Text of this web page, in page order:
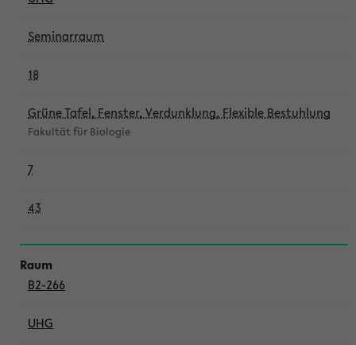
Seminarraum
18
Grüne Tafel, Fenster, Verdunklung, Flexible Bestuhlung
Fakultät für Biologie
7
43
B2-266
UHG